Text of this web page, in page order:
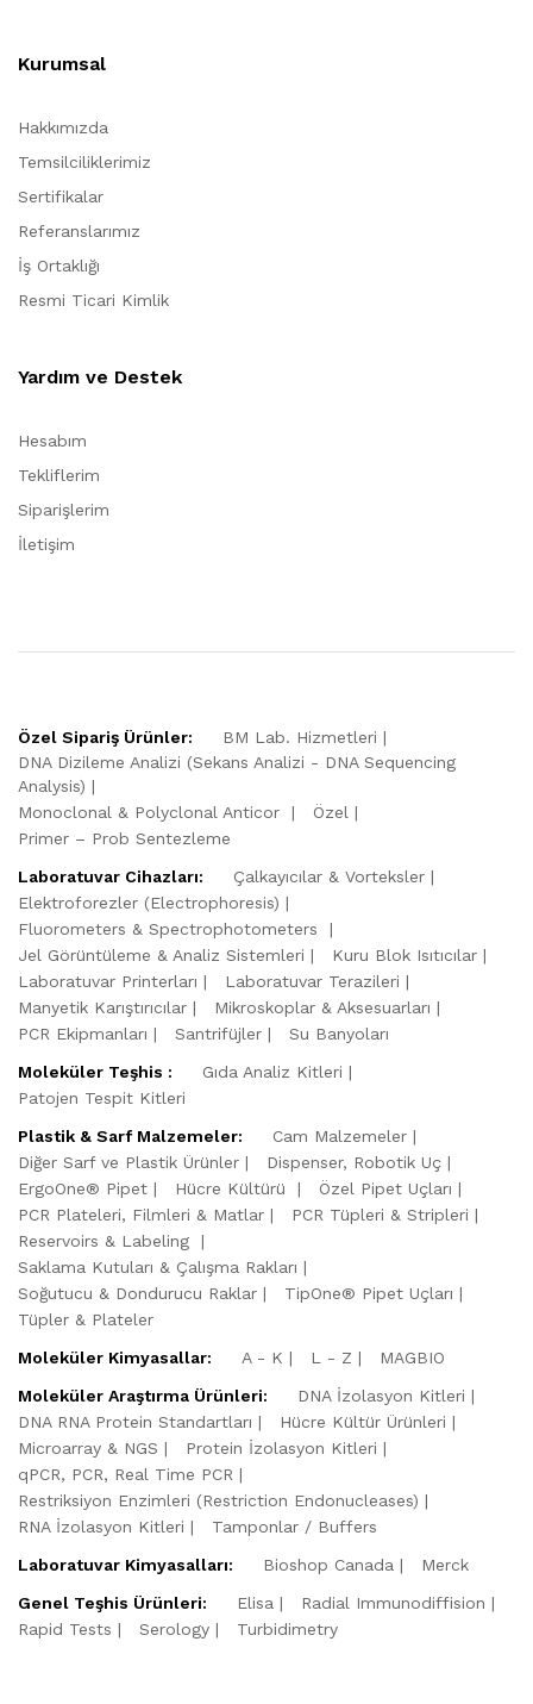
Kurumsal
Hakkımızda
Temsilciliklerimiz
Sertifikalar
Referanslarımız
İş Ortaklığı
Resmi Ticari Kimlik
Yardım ve Destek
Hesabım
Tekliflerim
Siparişlerim
İletişim
Özel Sipariş Ürünler:
BM Lab. Hizmetleri
DNA Dizileme Analizi (Sekans Analizi - DNA Sequencing
Analysis)
Monoclonal & Polyclonal Anticor
Özel
Primer – Prob Sentezleme
Laboratuvar Cihazları:
Çalkayıcılar & Vorteksler
Elektroforezler (Electrophoresis)
Fluorometers & Spectrophotometers
Jel Görüntüleme & Analiz Sistemleri
Kuru Blok Isıtıcılar
Laboratuvar Printerları
Laboratuvar Terazileri
Manyetik Karıştırıcılar
Mikroskoplar & Aksesuarları
PCR Ekipmanları
Santrifüjler
Su Banyoları
Moleküler Teşhis :
Gıda Analiz Kitleri
Patojen Tespit Kitleri
Plastik & Sarf Malzemeler:
Cam Malzemeler
Diğer Sarf ve Plastik Ürünler
Dispenser, Robotik Uç
ErgoOne® Pipet
Hücre Kültürü
Özel Pipet Uçları
PCR Plateleri, Filmleri & Matlar
PCR Tüpleri & Stripleri
Reservoirs & Labeling
Saklama Kutuları & Çalışma Rakları
Soğutucu & Dondurucu Raklar
TipOne® Pipet Uçları
Tüpler & Plateler
Moleküler Kimyasallar:
A - K L - Z
MAGBIO
Moleküler Araştırma Ürünleri:
DNA İzolasyon Kitleri
DNA RNA Protein Standartları
Hücre Kültür Ürünleri
Microarray & NGS
Protein İzolasyon Kitleri
qPCR, PCR, Real Time PCR
Restriksiyon Enzimleri (Restriction Endonucleases)
RNA İzolasyon Kitleri
Tamponlar / Buffers
Laboratuvar Kimyasalları:
Bioshop Canada
Merck
Genel Teşhis Ürünleri:
Elisa
Radial Immunodiffision
Rapid Tests
Serology Turbidimetry